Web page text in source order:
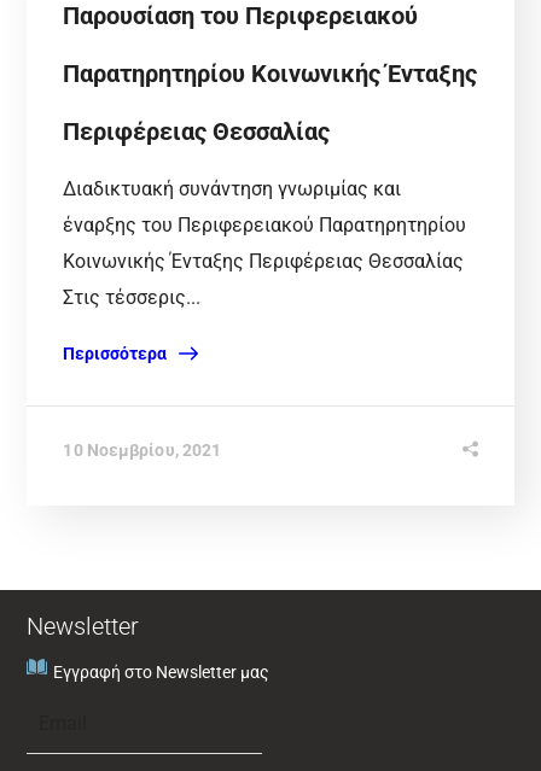
Παρουσίαση του Περιφερειακού
Παρατηρητηρίου Κοινωνικής Ένταξης
Περιφέρειας Θεσσαλίας
Διαδικτυακή συνάντηση γνωριμίας και
έναρξης του Περιφερειακού Παρατηρητηρίου
Κοινωνικής Ένταξης Περιφέρειας Θεσσαλίας
Στις τέσσερις...
Περισσότερα
10 Νοεμβρίου, 2021
Newsletter
Εγγραφή στο Newsletter μας